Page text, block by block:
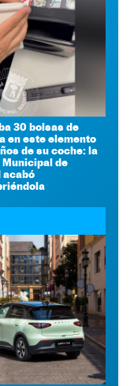
30 bolsas de
en este elemento
de su coche: la
de
acabó